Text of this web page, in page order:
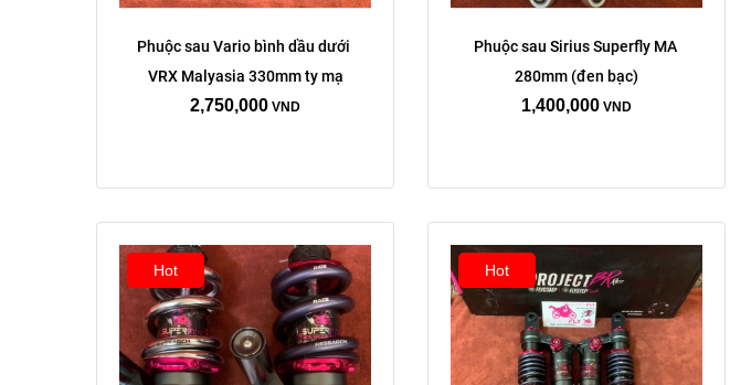
Phuộc sau Vario bình dầu dưới
VRX Malyasia 330mm ty mạ
2,750,000 VND
Phuộc sau Sirius Superfly MA
280mm (đen bạc)
1,400,000 VND
Hot
màu sắc:
Tím xanh
bạc
Xóa
Hot